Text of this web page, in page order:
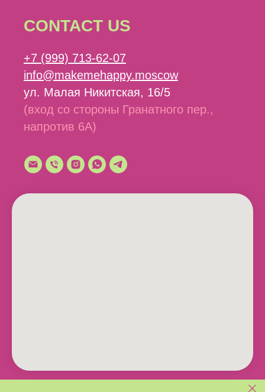
CONTACT US
+7 (999) 713-62-07
info@makemehappy.moscow
ул. Малая Никитская, 16/5
(вход со стороны Гранатного пер.,
напротив 6А)